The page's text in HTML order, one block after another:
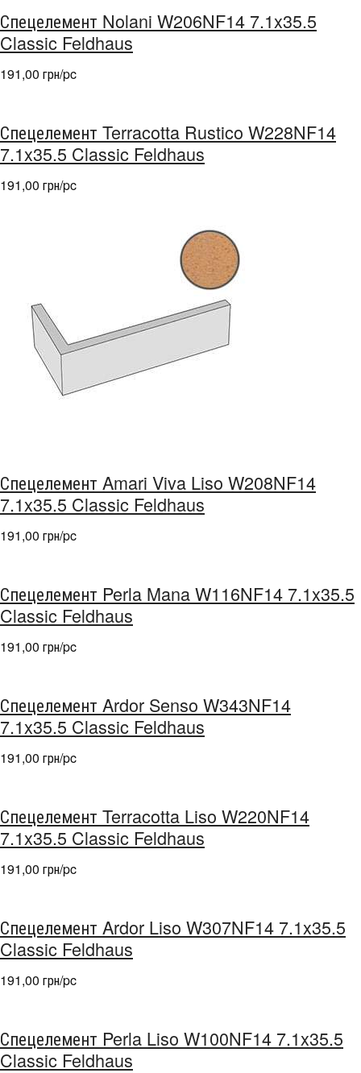
Спецелемент Nolani W206NF14 7.1x35.5
Classic Feldhaus
191,00 грн/pc
Спецелемент Terracotta Rustico W228NF14
7.1x35.5 Classic Feldhaus
191,00 грн/pc
Спецелемент Amari Viva Liso W208NF14
7.1x35.5 Classic Feldhaus
191,00 грн/pc
Спецелемент Perla Mana W116NF14 7.1x35.5
Classic Feldhaus
191,00 грн/pc
Спецелемент Ardor Senso W343NF14
7.1x35.5 Classic Feldhaus
191,00 грн/pc
Спецелемент Terracotta Liso W220NF14
7.1x35.5 Classic Feldhaus
191,00 грн/pc
Спецелемент Ardor Liso W307NF14 7.1x35.5
Classic Feldhaus
191,00 грн/pc
Спецелемент Perla Liso W100NF14 7.1x35.5
Classic Feldhaus